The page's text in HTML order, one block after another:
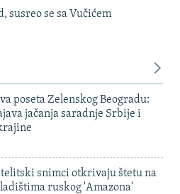
susreo se sa Vučićem
poseta Zelenskog Beogradu:
jačanja saradnje Srbije i
snimci otkrivaju štetu na
ruskog 'Amazona'